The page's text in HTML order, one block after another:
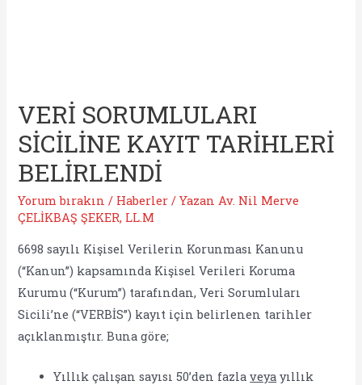
VERİ SORUMLULARI
SİCİLİNE KAYIT TARİHLERİ
BELİRLENDİ
Yorum bırakın / Haberler / Yazan Av. Nil Merve
ÇELİKBAŞ ŞEKER, LL.M
6698 sayılı Kişisel Verilerin Korunması Kanunu
(“Kanun”) kapsamında Kişisel Verileri Koruma
Kurumu (“Kurum”) tarafından, Veri Sorumluları
Sicili’ne (“VERBİS”) kayıt için belirlenen tarihler
açıklanmıştır. Buna göre;
Yıllık çalışan sayısı 50’den fazlaveya yıllık